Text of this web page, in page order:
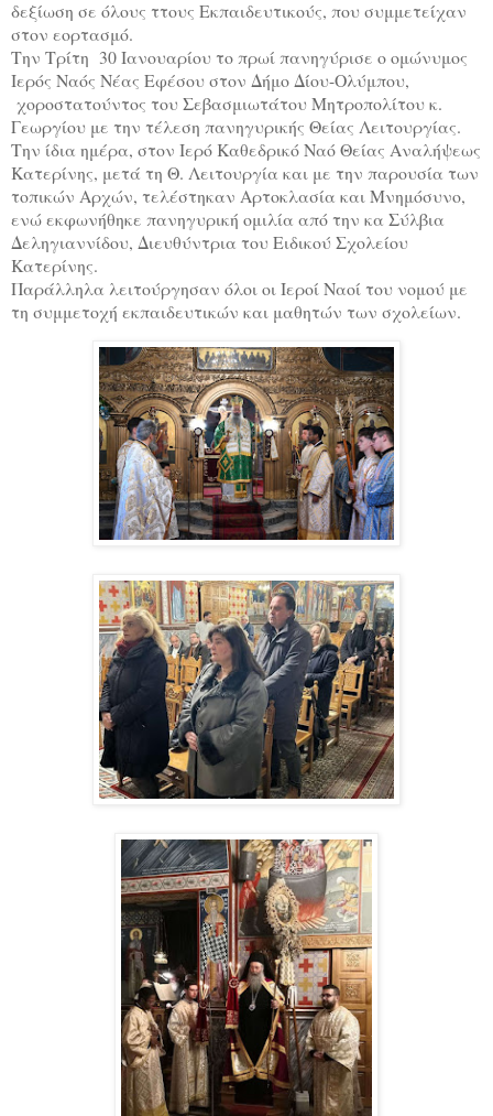
δεξίωση σε όλους ττους Εκπαιδευτικούς, που συμμετείχαν
στον εορτασμό.
Την Τρίτη 30 Ιανουαρίου το πρωί πανηγύρισε ο ομώνυμος
Ιερός Ναός Νέας Εφέσου στον Δήμο Δίου-Ολύμπου,
χοροστατούντος του Σεβασμιωτάτου Μητροπολίτου κ.
Γεωργίου με την τέλεση πανηγυρικής Θείας Λειτουργίας.
Την ίδια ημέρα, στον Ιερό Καθεδρικό Ναό Θείας Αναλήψεως
Κατερίνης, μετά τη Θ. Λειτουργία και με την παρουσία των
τοπικών Αρχών, τελέστηκαν Αρτοκλασία και Μνημόσυνο,
ενώ εκφωνήθηκε πανηγυρική ομιλία από την κα Σύλβια
Δεληγιαννίδου, Διευθύντρια του Ειδικού Σχολείου
Κατερίνης.
Παράλληλα λειτούργησαν όλοι οι Ιεροί Ναοί του νομού με
τη συμμετοχή εκπαιδευτικών και μαθητών των σχολείων.